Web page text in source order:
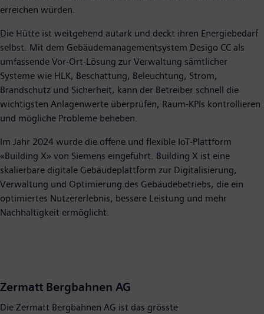
erreichen würden.
Die Hütte ist weitgehend autark und deckt ihren Energiebedarf
selbst. Mit dem Gebäudemanagementsystem Desigo CC als
umfassende Vor-Ort-Lösung zur Verwaltung sämtlicher
Systeme wie HLK, Beschattung, Beleuchtung, Strom,
Brandschutz und Sicherheit, kann der Betreiber schnell die
wichtigsten Anlagenwerte überprüfen, Raum-KPIs kontrollieren
und mögliche Probleme beheben.
Im Jahr 2024 wurde die offene und flexible IoT-Plattform
«Building X» von Siemens eingeführt. Building X ist eine
skalierbare digitale Gebäudeplattform zur Digitalisierung,
Verwaltung und Optimierung des Gebäudebetriebs, die ein
optimiertes Nutzererlebnis, bessere Leistung und mehr
Nachhaltigkeit ermöglicht.
Zermatt Bergbahnen AG
Die Zermatt Bergbahnen AG ist das grösste